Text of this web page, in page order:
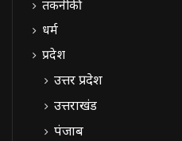
तकनीकी
धर्म
प्रदेश
उत्तर प्रदेश
उत्तराखंड
पंजाब